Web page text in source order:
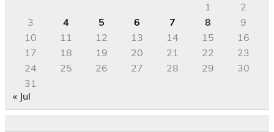
1
2
3
4 5 6 7 8
9
10
11 12 13 14 15
16
17
18 19 20 21 22
23
24
25 26 27 28 29
30
31
« Jul